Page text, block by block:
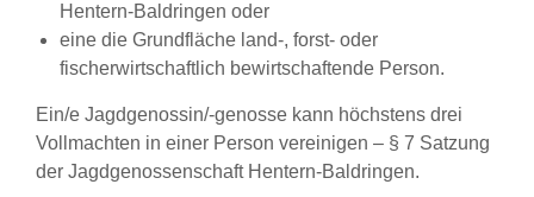
Hentern-Baldringen oder
eine die Grundfläche land-, forst- oder
fischerwirtschaftlich bewirtschaftende Person.
Ein/e Jagdgenossin/-genosse kann höchstens drei
Vollmachten in einer Person vereinigen – § 7 Satzung
der Jagdgenossenschaft Hentern-Baldringen.